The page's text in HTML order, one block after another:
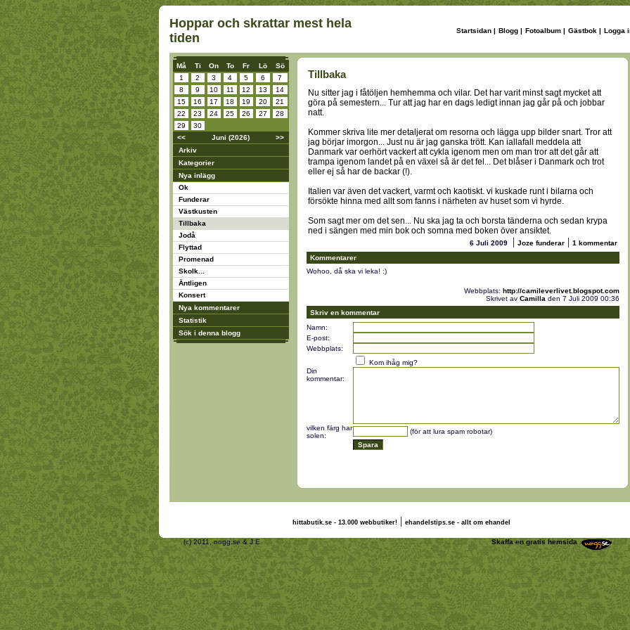
Hoppar och skrattar mest hela
tiden
Startsidan | Blogg | Fotoalbum | Gästbok | Logga
Må Ti On To Fr Lö
Sö
1
2 3 4 5 6
7
8
9 10 11 12 13
14
15
16 17 18 19 20
21
22
23 24 25 26 27
28
29
30
<<
Juni (2026)
>>
Arkiv
Kategorier
Nya inlägg
Ok
Funderar
Västkusten
Tillbaka
Jodå
Flyttad
Promenad
Skolk...
Äntligen
Konsert
Nya kommentarer
Statistik
Sök i denna blogg
Tillbaka
Nu sitter jag i fåtöljen hemhemma och vilar. Det har varit minst sagt mycket att
göra på semestern... Tur att jag har en dags ledigt innan jag går på och jobbar
natt.
Kommer skriva lite mer detaljerat om resorna och lägga upp bilder snart. Tror att
jag börjar imorgon... Just nu är jag ganska trött. Kan iallafall meddela att
Danmark var oerhört vackert att cykla igenom men om man tror att det går att
trampa igenom landet på en växel så är det fel... Det blåser i Danmark och trot
eller ej så har de backar (!).
Italien var även det vackert, varmt och kaotiskt. vi kuskade runt i bilarna och
försökte hinna med allt som fanns i närheten av huset som vi hyrde.
Som sagt mer om det sen... Nu ska jag ta och borsta tänderna och sedan krypa
ned i sängen med min bok och somna med boken över ansiktet.
6 Juli 2009 | Joze funderar | 1 kommentar
Kommentarer
Wohoo, då ska vi leka! :)
Webbplats: http://camileverlivet.blogspot.com
Skrivet av Camilla den 7 Juli 2009 00:36
Skriv en kommentar
Namn:
E-post:
Webbplats:
Kom ihåg mig?
Din
kommentar:
vilken färg har
solen:
(för att lura spam robotar)
hittabutik.se - 13.000 webbutiker!| ehandelstips.se - allt om ehandel
(c) 2011, nogg.se & J E Skaffa en gratis hemsida